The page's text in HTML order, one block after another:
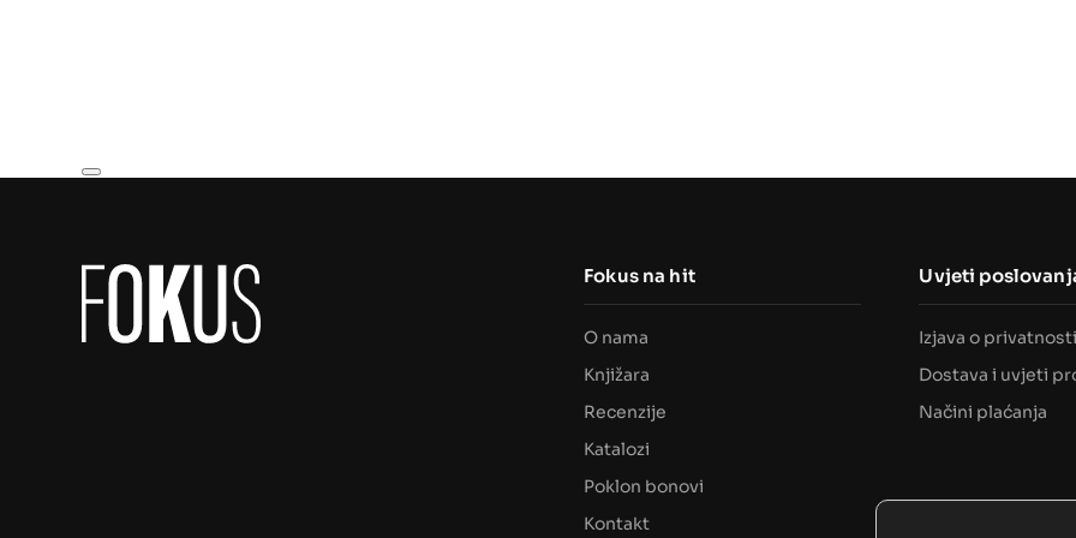
Fokus na hit
O nama
Knjižara
Recenzije
Katalozi
Poklon bonovi
Kontakt
Uvjeti
Izjava o privatnosti
Dostava i uvjeti
Načini plaćanja